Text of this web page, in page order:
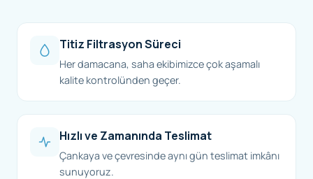
Titiz Filtrasyon Süreci
Her damacana, saha ekibimizce çok aşamalı
kalite kontrolünden geçer.
Hızlı ve Zamanında Teslimat
Çankaya ve çevresinde aynı gün teslimat imkânı
sunuyoruz.